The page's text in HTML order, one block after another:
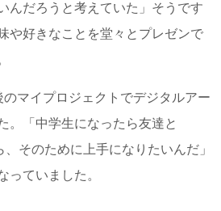
んだろうと考えていた」そうです
や好きなことを堂々とプレゼンで
マイプロジェクトでデジタルアー
。「中学生になったら友達と
そのために上手になりたいんだ」
っていました。